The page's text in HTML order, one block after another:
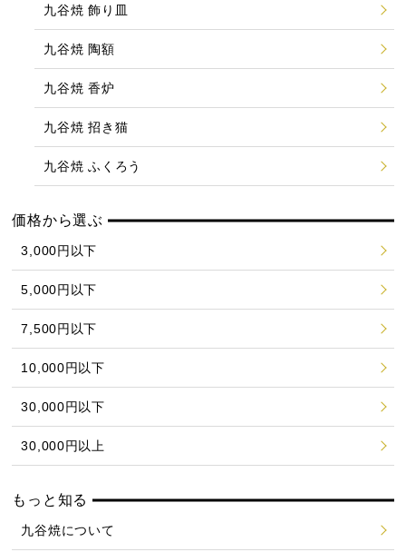
九谷焼 飾り皿
九谷焼 陶額
九谷焼 香炉
九谷焼 招き猫
九谷焼 ふくろう
価格から選ぶ
3,000円以下
5,000円以下
7,500円以下
10,000円以下
30,000円以下
30,000円以上
もっと知る
九谷焼について